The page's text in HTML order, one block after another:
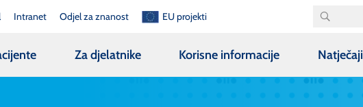
Intranet Odjel za znanost EU projekti
Za djelatnike Korisne informacije Natječaji